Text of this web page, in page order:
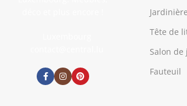
Jardinière
Tête de
Salon de
Fauteuil